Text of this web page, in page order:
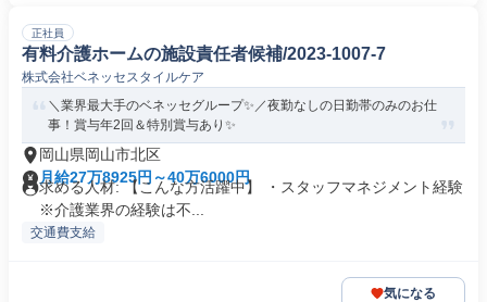
正社員
有料介護ホームの施設責任者候補/2023-1007-7
株式会社ベネッセスタイルケア
＼業界最大手のベネッセグループ✨／夜勤なしの日勤帯のみのお仕
事！賞与年2回＆特別賞与あり✨
岡山県岡山市北区
月給27万8925円～40万6000円
求める人材: 【こんな方活躍中】 ・スタッフマネジメント経験
※介護業界の経験は不...
交通費支給
気になる